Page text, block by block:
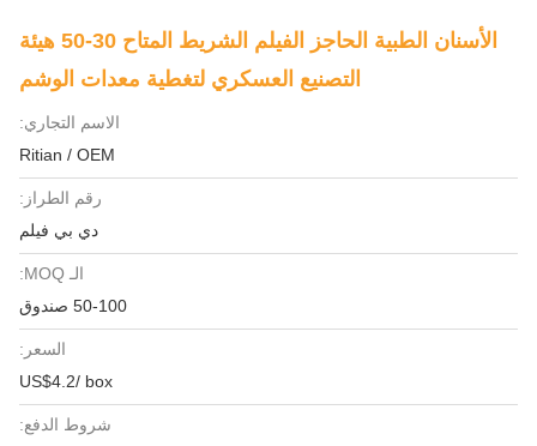
الأسنان الطبية الحاجز الفيلم الشريط المتاح 30-50 هيئة
التصنيع العسكري لتغطية معدات الوشم
الاسم التجاري:
Ritian / OEM
رقم الطراز:
دي بي فيلم
الـ MOQ:
50-100 صندوق
السعر:
US$4.2/ box
شروط الدفع: